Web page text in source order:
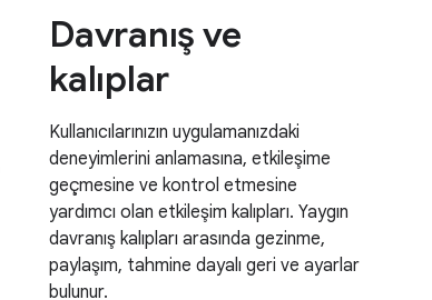
Davranış ve
kalıplar
Kullanıcılarınızın uygulamanızdaki
deneyimlerini anlamasına, etkileşime
geçmesine ve kontrol etmesine
yardımcı olan etkileşim kalıpları. Yaygın
davranış kalıpları arasında gezinme,
paylaşım, tahmine dayalı geri ve ayarlar
bulunur.